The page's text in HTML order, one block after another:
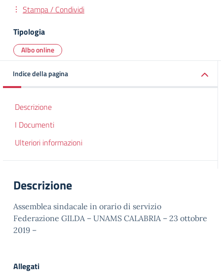
Stampa / Condividi
Tipologia
Albo online
Indice della pagina
Descrizione
I Documenti
Ulteriori informazioni
Descrizione
Assemblea sindacale in orario di servizio
Federazione GILDA – UNAMS CALABRIA – 23 ottobre
2019 –
Allegati